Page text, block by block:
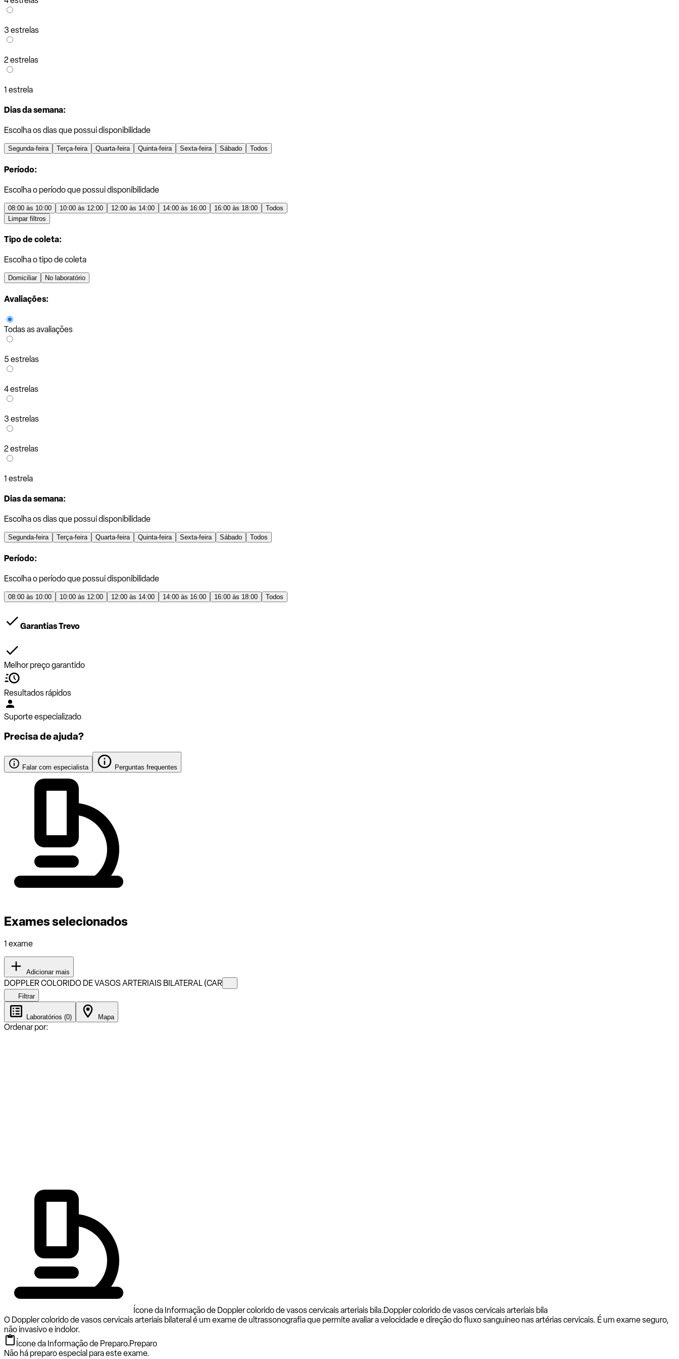
3 estrelas
2 estrelas
1 estrela
Dias da semana:
Escolha os dias que possui disponibilidade
Segunda-feira Terça-feira Quarta-feira Quinta-feira Sexta-feira Sábado Todos
Período:
Escolha o período que possui disponibilidade
08:00 às 10:00 10:00 às 12:00 12:00 às 14:00 14:00 às 16:00 16:00 às 18:00
Todos
Limpar filtros
Tipo de coleta:
Escolha o tipo de coleta
Domiciliar No laboratório
Avaliações:
Todas as avaliações
5 estrelas
4 estrelas
3 estrelas
2 estrelas
1 estrela
Dias da semana:
Escolha os dias que possui disponibilidade
Segunda-feira Terça-feira Quarta-feira Quinta-feira Sexta-feira Sábado Todos
Período:
Escolha o período que possui disponibilidade
08:00 às 10:00 10:00 às 12:00 12:00 às 14:00 14:00 às 16:00 16:00 às 18:00 Todos
Garantias Trevo
Melhor preço garantido
Resultados rápidos
Suporte especializado
Precisa de ajuda?
Falar com especialista Perguntas frequentes
Exames selecionados
1 exame
Adicionar mais
DOPPLER COLORIDO DE VASOS ARTERIAIS BILATERAL (CAR
Filtrar
Laboratórios (0) Mapa
Ordenar por:
Ícone da Informação de Doppler colorido de vasos cervicais arteriais bila.Doppler colorido de vasos cervicais arteriais bila
O Doppler colorido de vasos cervicais arteriais bilateral é um exame de ultrassonografia que permite avaliar a velocidade e direção do fluxo sanguíneo nas artérias cervicais. É um exame seguro,
não invasivo e indolor.
Ícone da Informação de Preparo.Preparo
Não há preparo especial para este exame.